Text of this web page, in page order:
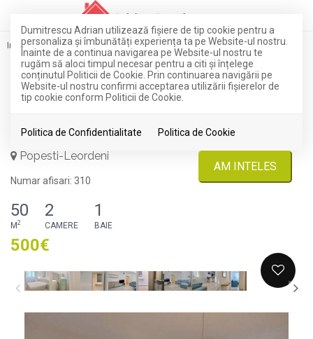
Dumitrescu Adrian utilizează fişiere de tip cookie pentru a
personaliza și îmbunătăți experiența ta pe Website-ul nostru.
Înainte de a continua navigarea pe Website-ul nostru te
rugăm să aloci timpul necesar pentru a citi și înțelege
conținutul Politicii de Cookie. Prin continuarea navigării pe
Website-ul nostru confirmi acceptarea utilizării fişierelor de
tip cookie conform Politicii de Cookie.
Politica de Confidentialitate Politica de Cookie
AM INTELES
Inchiriere Apartamente Popesti-Leordeni
ID: FX72118
2 camere + loc de parcare
Popesti-Leordeni
Numar afisari: 310
50
M2
2
CAMERE
1
BAIE
500€